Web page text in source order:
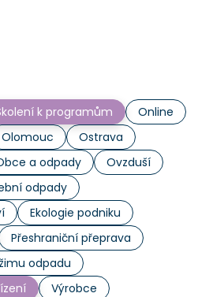
k programům
Online
Olomouc
Ostrava
a odpady
Ovzduší
odpady
Ekologie podniku
Přeshraniční přeprava
odpadu
Výrobce